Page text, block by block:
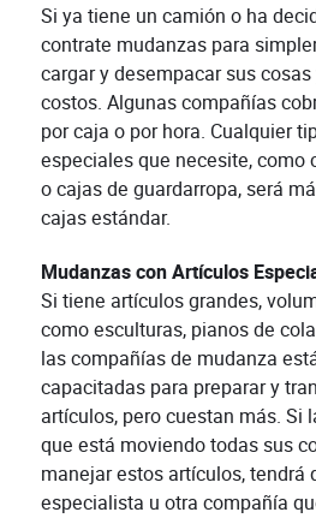
Si ya tiene un camión o ha
contrate mudanzas para
cargar y desempacar sus
costos. Algunas compañías
por caja o por hora. Cualquier
especiales que necesite, como
o cajas de guardarropa, será
cajas estándar.
Mudanzas con Artículos
Si tiene artículos grandes,
como esculturas, pianos de
las compañías de mudanza
capacitadas para preparar y
artículos, pero cuestan más. Si
que está moviendo todas sus
manejar estos artículos, tendrá
especialista u otra compañía